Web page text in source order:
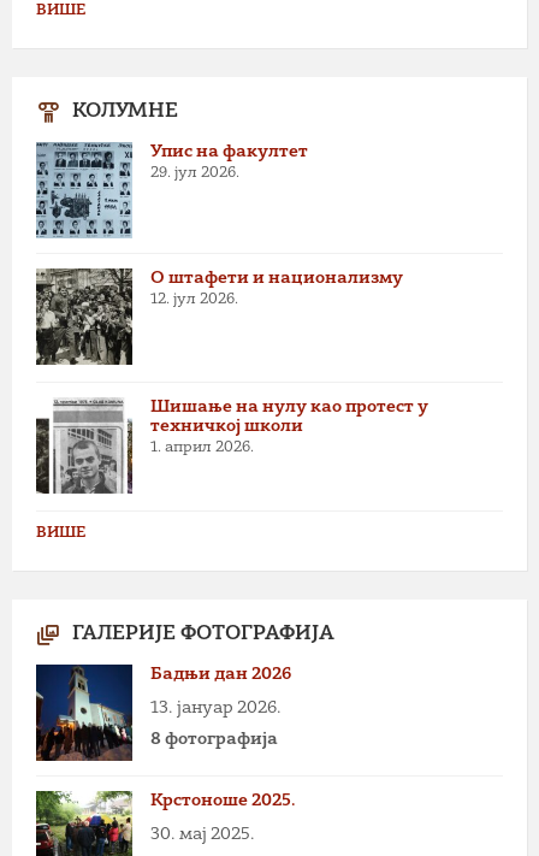
ВИШЕ
КОЛУМНЕ
Упис на факултет
29. јул 2026.
О штафети и национализму
12. јул 2026.
Шишање на нулу као протест у
техничкој школи
1. април 2026.
ВИШЕ
ГАЛЕРИЈЕ ФОТОГРАФИЈА
Бадњи дан 2026
13. јануар 2026.
8 фотографија
Крстоноше 2025.
30. мај 2025.